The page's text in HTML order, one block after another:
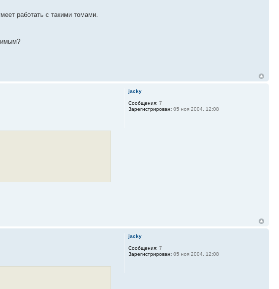
работать с такими томами.
jacky
Сообщения: 7
Зарегистрирован: 05 ноя 2004, 12:08
jacky
Сообщения: 7
Зарегистрирован: 05 ноя 2004, 12:08